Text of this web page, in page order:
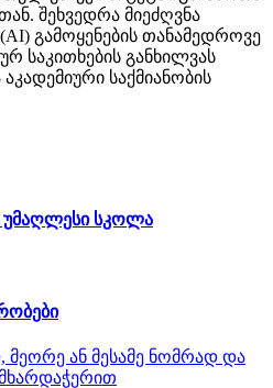
შეხვედრა მიეძღვნა
გამოყენების თანამედროვე
საკითხების განხილვას
საქმიანობის
უმაღლესი სკოლა
მეორე ან მესამე ნომრად და